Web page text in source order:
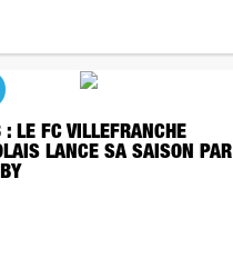
: LE FC VILLEFRANCHE
LANCE SA SAISON PAR